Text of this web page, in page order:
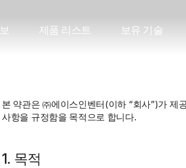
보
제 품 리 스트
보유 기 술
본 약관은 ㈜에이스인벤터(이하 “회사”)가 제
사항을 규정함을 목적으로 합니다.
1. 목적